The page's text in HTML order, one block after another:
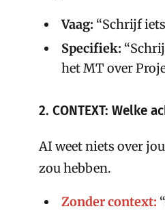
Vaag: “Schrijf
Specifiek:
het MT over
2. CONTEXT: Welke
AI weet niets over
zou hebben.
Zonder context: